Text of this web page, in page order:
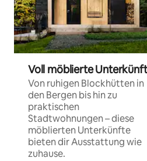
Voll möblierte
Von ruhigen Blockhütten in
den Bergen bis hin zu
praktischen
Stadtwohnungen – diese
möblierten Unterkünfte
bieten dir Ausstattung wie
zuhause.